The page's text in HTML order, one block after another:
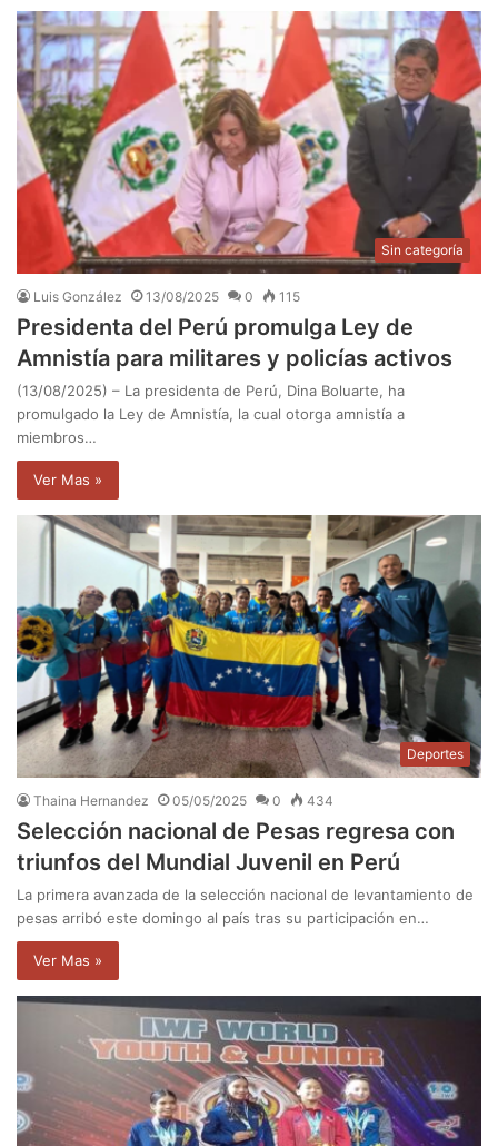
Sin categoría
Luis González 13/08/2025 0 115
Presidenta del Perú promulga Ley de
Amnistía para militares y policías activos
(13/08/2025) – La presidenta de Perú, Dina Boluarte, ha
promulgado la Ley de Amnistía, la cual otorga amnistía a
miembros…
Ver Mas »
Deportes
Thaina Hernandez 05/05/2025 0 434
Selección nacional de Pesas regresa con
triunfos del Mundial Juvenil en Perú
La primera avanzada de la selección nacional de levantamiento de
pesas arribó este domingo al país tras su participación en…
Ver Mas »